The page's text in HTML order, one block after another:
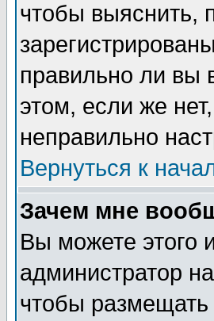
чтобы выяснить,
правильно ли вы
этом, если же
неправильно
Вернуться к
Зачем мне
Вы можете этого
администратор
чтобы